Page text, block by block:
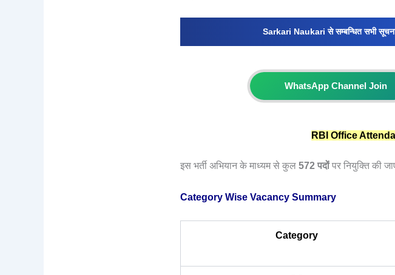
Sarkari Naukari से सम्बन्धित सभी
WhatsApp Channel Join
RBI Office
इस भर्ती अभियान के माध्यम से कुल 572 पदोंपर नियुक्ति की
Category Wise Vacancy Summary
Category